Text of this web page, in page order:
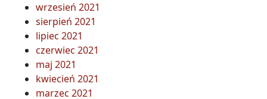
wrzesień 2021
sierpień 2021
lipiec 2021
czerwiec 2021
maj 2021
kwiecień 2021
marzec 2021